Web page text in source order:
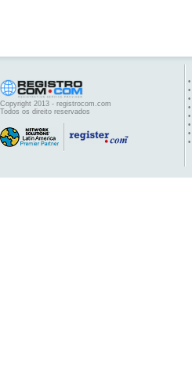
Copyright 2013 - registrocom.com
Todos os direito reservados
•
•
•
•
•
•
•
•